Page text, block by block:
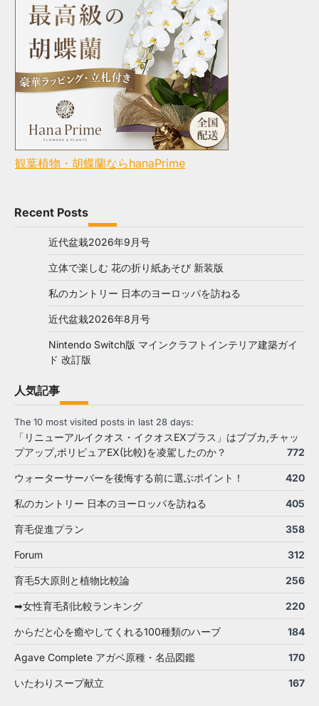
観葉植物・胡蝶蘭ならhanaPrime
Recent Posts
近代盆栽2026年9月号
立体で楽しむ 花の折り紙あそび 新装版
私のカントリー 日本のヨーロッパを訪ねる
近代盆栽2026年8月号
Nintendo Switch版 マインクラフトインテリア建築ガイ
ド 改訂版
人気記事
The 10 most visited posts in last 28 days:
「リニューアルイクオス・イクオスEXプラス」はブブカ,チャッ
プアップ,ポリピュアEX(比較)を凌駕したのか？
772
ウォーターサーバーを後悔する前に選ぶポイント！ 420
私のカントリー 日本のヨーロッパを訪ねる 405
育毛促進プラン 358
Forum 312
育毛5大原則と植物比較論 256
➡女性育毛剤比較ランキング 220
からだと心を癒やしてくれる100種類のハーブ 184
Agave Complete アガベ原種・名品図鑑 170
いたわりスープ献立 167